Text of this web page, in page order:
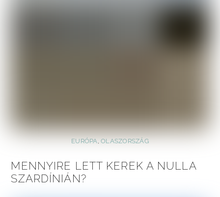
EURÓPA,OLASZORSZÁG
MENNYIRE LETT KEREK A NULLA
SZARDÍNIÁN?